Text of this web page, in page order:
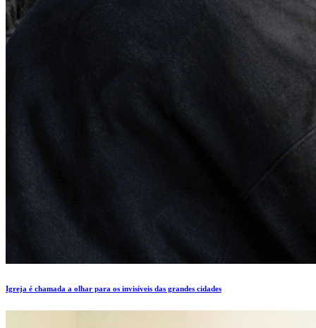
Igreja é chamada a olhar para os invisíveis das grandes cidades